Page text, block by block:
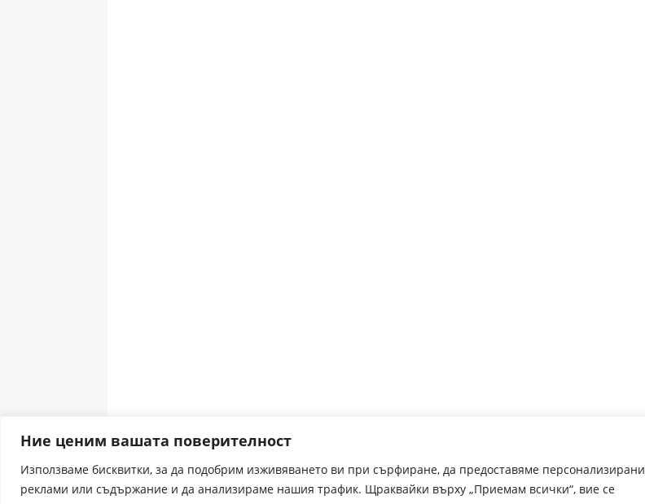
Ние ценим вашата поверителност
Използваме бисквитки, за да подобрим изживяването ви при сърфиране, да предоставяме персонализирани
реклами или съдържание и да анализираме нашия трафик. Щраквайки върху „Приемам всички“, вие се